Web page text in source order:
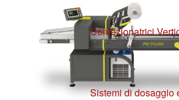
Confezionatrici
Sistemi di dosaggio